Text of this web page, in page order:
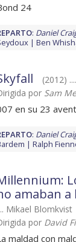
24
: Daniel
Ben
(2012)
por Sam
en su 23
: Daniel
Ralph
amaban a
Mikael Blomkvist
por David
maldad con